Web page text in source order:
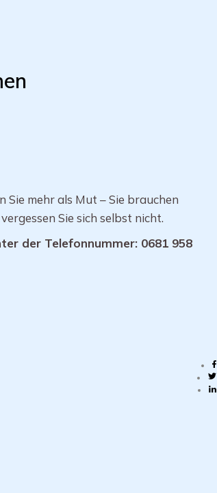
mehr als Mut – Sie brauchen
Sie sich selbst nicht.
der Telefonnummer: 0681 958